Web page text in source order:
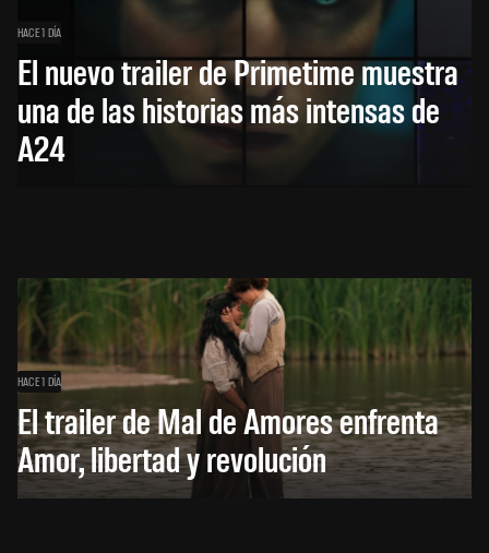
HACE 1 DÍA
El nuevo trailer de Primetime muestra
una de las historias más intensas de
A24
HACE 1 DÍA
El trailer de Mal de Amores enfrenta
Amor, libertad y revolución